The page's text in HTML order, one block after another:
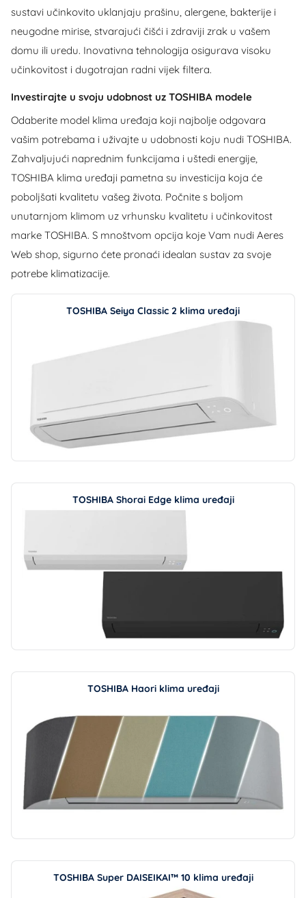
sustavi učinkovito uklanjaju prašinu, alergene, bakterije i
neugodne mirise, stvarajući čišći i zdraviji zrak u vašem
domu ili uredu. Inovativna tehnologija osigurava visoku
učinkovitost i dugotrajan radni vijek filtera.
Investirajte u svoju udobnost uz TOSHIBA modele
Odaberite model klima uređaja koji najbolje odgovara
vašim potrebama i uživajte u udobnosti koju nudi TOSHIBA.
Zahvaljujući naprednim funkcijama i uštedi energije,
TOSHIBA klima uređaji pametna su investicija koja će
poboljšati kvalitetu vašeg života. Počnite s boljom
unutarnjom klimom uz vrhunsku kvalitetu i učinkovitost
marke TOSHIBA. S mnoštvom opcija koje Vam nudi Aeres
Web shop, sigurno ćete pronaći idealan sustav za svoje
potrebe klimatizacije.
TOSHIBA Seiya Classic 2 klima uređaji
TOSHIBA Shorai Edge klima uređaji
TOSHIBA Haori klima uređaji
TOSHIBA Super DAISEIKAI™ 10 klima uređaji